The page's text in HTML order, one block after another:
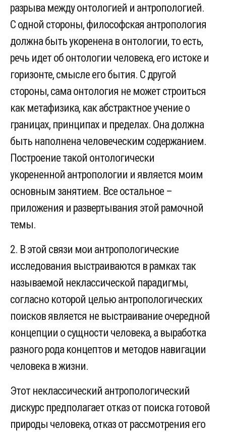
разрыва между онтологией и антропологией.
С одной стороны, философская антропология
должна быть укоренена в онтологии, то есть,
речь идет об онтологии человека, его истоке и
горизонте, смысле его бытия. С другой
стороны, сама онтология не может строиться
как метафизика, как абстрактное учение о
границах, принципах и пределах. Она должна
быть наполнена человеческим содержанием.
Построение такой онтологически
укорененной антропологии и является моим
основным занятием. Все остальное –
приложения и развертывания этой рамочной
темы.
2. В этой связи мои антропологические
исследования выстраиваются в рамках так
называемой неклассической парадигмы,
согласно которой целью антропологических
поисков является не выстраивание очередной
концепции о сущности человека, а выработка
разного рода концептов и методов навигации
человека в жизни.
Этот неклассический антропологический
дискурс предполагает отказ от поиска готовой
природы человека, отказ от рассмотрения его